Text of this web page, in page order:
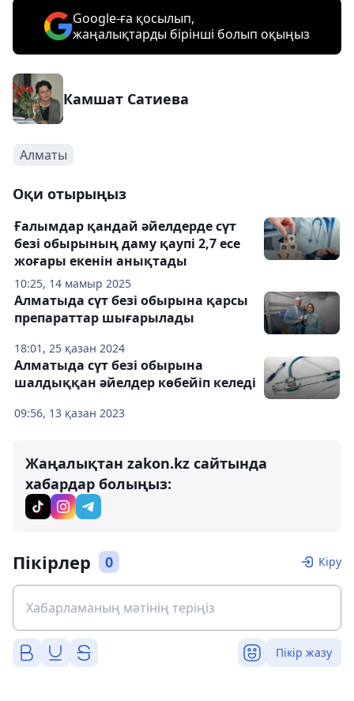
Google-ға қосылып,
жаңалықтарды бірінші болып оқыңыз
Камшат Сатиева
Алматы
Оқи отырыңыз
10:25, 14 мамыр 2025
Ғалымдар қандай әйелдерде сүт
безі обырының даму қаупі 2,7 есе
жоғары екенін анықтады
18:01, 25 қазан 2024
Алматыда сүт безі обырына қарсы
препараттар шығарылады
09:56, 13 қазан 2023
Алматыда сүт безі обырына
шалдыққан әйелдер көбейіп келеді
Жаңалықтан zakon.kz сайтында
хабардар болыңыз:
Пікірлер 0 Кіру
Пікір жазу